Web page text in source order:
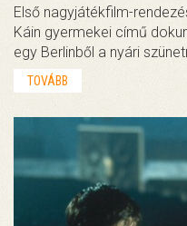
Első nagyjátékfilm-
Káin gyermekei című
egy Berlinből a nyári
TOVÁBB